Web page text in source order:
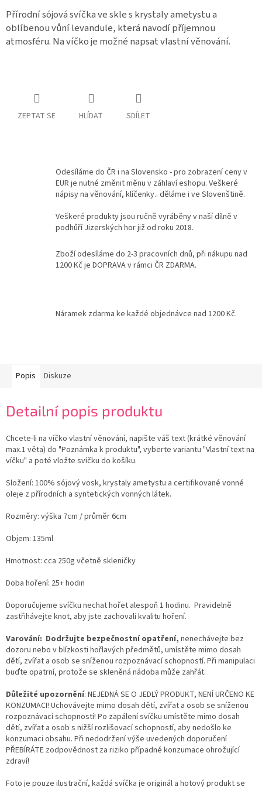
Kontakty
Podmínky
Přírodní sójová svíčka ve skle s krystaly ametystu a
oblíbenou vůní levandule, která navodí příjemnou
atmosféru. Na víčko je možné napsat vlastní věnování.
ZEPTAT SE HLÍDAT SDÍLET
Odesíláme do ČR i na Slovensko - pro zobrazení ceny v
EUR je nutné změnit měnu v záhlaví eshopu. Veškeré
nápisy na věnování, klíčenky.. děláme i ve Slovenštině.
Veškeré produkty jsou ručně vyráběny v naší dílně v
podhůří Jizerských hor již od roku 2018.
Zboží odesíláme do 2-3 pracovních dnů, při nákupu nad
1200 Kč je DOPRAVA v rámci ČR ZDARMA.
Náramek zdarma ke každé objednávce nad 1200 Kč.
Popis Diskuze
Detailní popis produktu
Chcete-li na víčko vlastní věnování, napište váš text (krátké věnování
max.1 věta) do "Poznámka k produktu", vyberte variantu "Vlastní text na
víčku" a poté vložte svíčku do košíku.
Složení: 100% sójový vosk, krystaly ametystu a certifikované vonné
oleje z přírodních a syntetických vonných látek.
Rozměry: výška 7cm / průměr 6cm
Objem: 135ml
Hmotnost: cca 250g včetně skleničky
Doba hoření: 25+ hodin
Doporučujeme svíčku nechat hořet alespoň 1 hodinu. Pravidelně
zastřihávejte knot, aby jste zachovali kvalitu hoření.
Varování: Dodržujte bezpečnostní opatření, nenechávejte bez
dozoru nebo v blízkosti hořlavých předmětů, umístěte mimo dosah
dětí, zvířat a osob se sníženou rozpoznávací schopností. Při manipulaci
buďte opatrní, protože se skleněná nádoba může zahřát.
Důležité upozornění: NEJEDNÁ SE O JEDLÝ PRODUKT, NENÍ URČENO KE
KONZUMACI! Uchovávejte mimo dosah dětí, zvířat a osob se sníženou
rozpoznávací schopností! Po zapálení svíčku umístěte mimo dosah
dětí, zvířat a osob s nižší rozlišovací schopností, aby nedošlo ke
konzumaci obsahu. Při nedodržení výše uvedených doporučení
PŘEBÍRÁTE zodpovědnost za riziko případné konzumace ohrožující
zdraví!
Foto je pouze ilustrační, každá svíčka je originál a hotový produkt se